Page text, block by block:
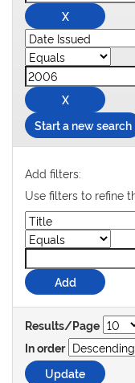
Start a new search
Add filters:
Use filters to refine
Results/Page
In order